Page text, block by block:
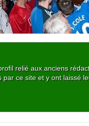
relié aux anciens
par ce site et y ont laissé